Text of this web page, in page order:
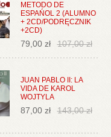
METODO DE
ESPAŃOL 2 (ALUMNO
+ 2CD/PODRĘCZNIK
+2CD)
79,00 zł 107,00 zł
JUAN PABLO II: LA
VIDA DE KAROL
WOJTYLA
87,00 zł 143,00 zł